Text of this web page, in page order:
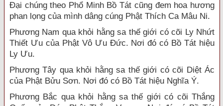
Đại chúng theo Phổ Minh Bồ Tát cũng đem hoa hương
phan lọng của mình dâng cúng Phật Thích Ca Mâu Ni.
Phương Nam qua khỏi hằng sa thế giới có cõi Ly Nhứt
Thiết Ưu của Phật Vô Ưu Đức. Nơi đó có Bồ Tát hiệu
Ly Ưu.
Phương Tây qua khỏi hằng sa thế giới có cõi Diệt Ác
của Phật Bửu Sơn. Nơi đó có Bồ Tát hiệu Nghĩa Ý.
Phương Bắc qua khỏi hằng sa thế giới có cõi Thắng